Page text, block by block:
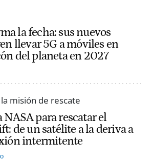
la fecha: sus nuevos
llevar 5G a móviles en
del planeta en 2027
NASA para rescatar el
de un satélite a la deriva a
intermitente